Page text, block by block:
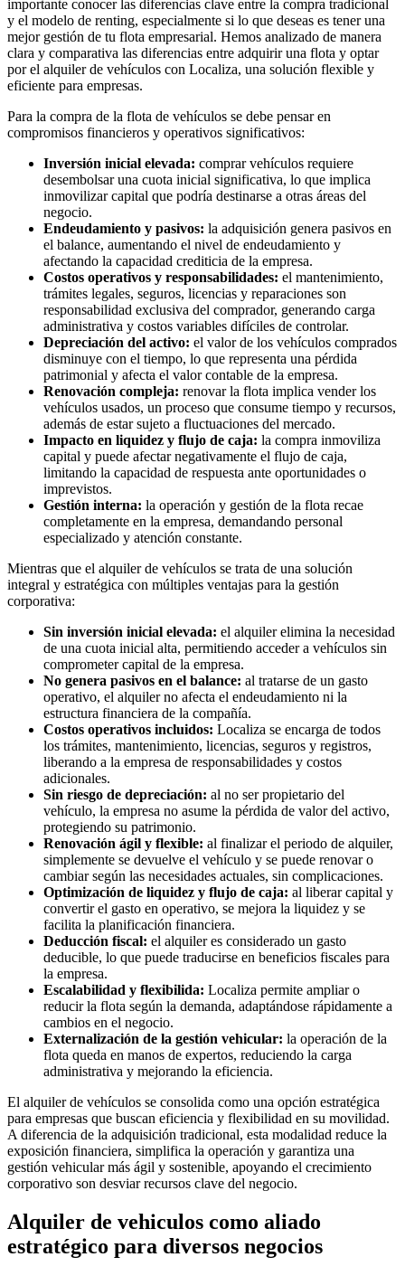
importante conocer las diferencias clave entre la compra tradicional
y el modelo de renting, especialmente si lo que deseas es tener una
mejor gestión de tu flota empresarial. Hemos analizado de manera
clara y comparativa las diferencias entre adquirir una flota y optar
por el alquiler de vehículos con Localiza, una solución flexible y
eficiente para empresas.
Para la compra de la flota de vehículos se debe pensar en
compromisos financieros y operativos significativos:
Inversión inicial elevada: comprar vehículos requiere
desembolsar una cuota inicial significativa, lo que implica
inmovilizar capital que podría destinarse a otras áreas del
negocio.
Endeudamiento y pasivos: la adquisición genera pasivos en
el balance, aumentando el nivel de endeudamiento y
afectando la capacidad crediticia de la empresa.
Costos operativos y responsabilidades: el mantenimiento,
trámites legales, seguros, licencias y reparaciones son
responsabilidad exclusiva del comprador, generando carga
administrativa y costos variables difíciles de controlar.
Depreciación del activo: el valor de los vehículos comprados
disminuye con el tiempo, lo que representa una pérdida
patrimonial y afecta el valor contable de la empresa.
Renovación compleja: renovar la flota implica vender los
vehículos usados, un proceso que consume tiempo y recursos,
además de estar sujeto a fluctuaciones del mercado.
Impacto en liquidez y flujo de caja: la compra inmoviliza
capital y puede afectar negativamente el flujo de caja,
limitando la capacidad de respuesta ante oportunidades o
imprevistos.
Gestión interna: la operación y gestión de la flota recae
completamente en la empresa, demandando personal
especializado y atención constante.
Mientras que el alquiler de vehículos se trata de una solución
integral y estratégica con múltiples ventajas para la gestión
corporativa:
Sin inversión inicial elevada: el alquiler elimina la necesidad
de una cuota inicial alta, permitiendo acceder a vehículos sin
comprometer capital de la empresa.
No genera pasivos en el balance: al tratarse de un gasto
operativo, el alquiler no afecta el endeudamiento ni la
estructura financiera de la compañía.
Costos operativos incluidos: Localiza se encarga de todos
los trámites, mantenimiento, licencias, seguros y registros,
liberando a la empresa de responsabilidades y costos
adicionales.
Sin riesgo de depreciación: al no ser propietario del
vehículo, la empresa no asume la pérdida de valor del activo,
protegiendo su patrimonio.
Renovación ágil y flexible: al finalizar el periodo de alquiler,
simplemente se devuelve el vehículo y se puede renovar o
cambiar según las necesidades actuales, sin complicaciones.
Optimización de liquidez y flujo de caja: al liberar capital y
convertir el gasto en operativo, se mejora la liquidez y se
facilita la planificación financiera.
Deducción fiscal: el alquiler es considerado un gasto
deducible, lo que puede traducirse en beneficios fiscales para
la empresa.
Escalabilidad y flexibilida: Localiza permite ampliar o
reducir la flota según la demanda, adaptándose rápidamente a
cambios en el negocio.
Externalización de la gestión vehicular: la operación de la
flota queda en manos de expertos, reduciendo la carga
administrativa y mejorando la eficiencia.
El alquiler de vehículos se consolida como una opción estratégica
para empresas que buscan eficiencia y flexibilidad en su movilidad.
A diferencia de la adquisición tradicional, esta modalidad reduce la
exposición financiera, simplifica la operación y garantiza una
gestión vehicular más ágil y sostenible, apoyando el crecimiento
corporativo son desviar recursos clave del negocio.
Alquiler de vehiculos como aliado
estratégico para diversos negocios